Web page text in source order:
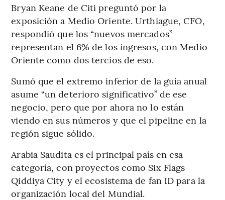
Bryan Keane de Citi preguntó por la
exposición a Medio Oriente. Urthiague, CFO,
respondió que los “nuevos mercados”
representan el 6% de los ingresos, con Medio
Oriente como dos tercios de eso.
Sumó que el extremo inferior de la guía anual
asume “un deterioro significativo” de ese
negocio, pero que por ahora no lo están
viendo en sus números y que el pipeline en la
región sigue sólido.
Arabia Saudita es el principal país en esa
categoría, con proyectos como Six Flags
Qiddiya City y el ecosistema de fan ID para la
organización local del Mundial.